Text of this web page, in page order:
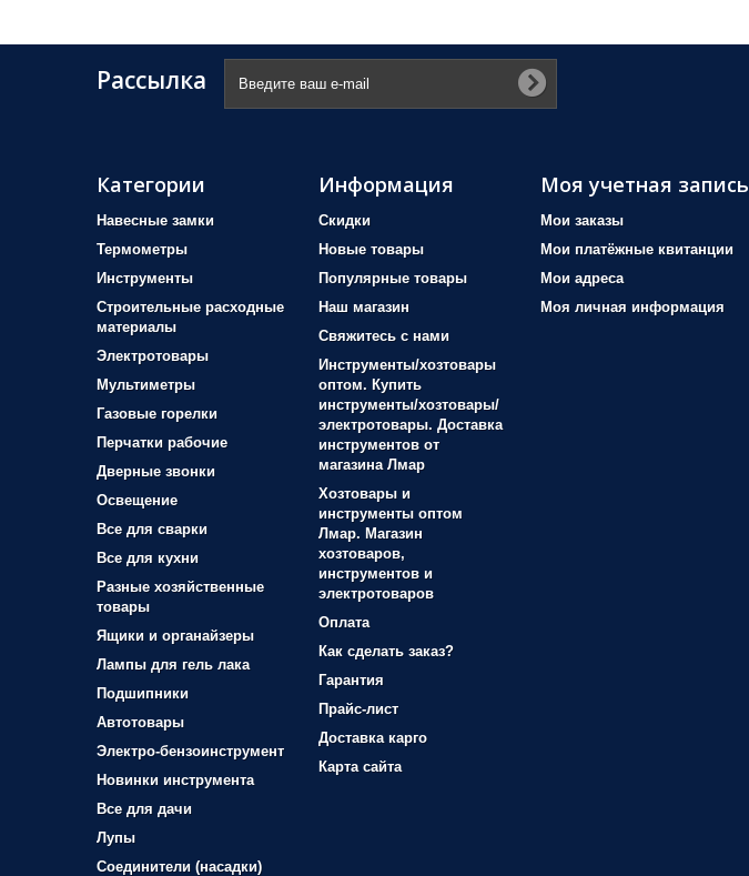
Рассылка
Категории
Навесные замки
Термометры
Инструменты
Строительные расходные
материалы
Электротовары
Мультиметры
Газовые горелки
Перчатки рабочие
Дверные звонки
Освещение
Все для сварки
Все для кухни
Разные хозяйственные
товары
Ящики и органайзеры
Лампы для гель лака
Подшипники
Автотовары
Электро-бензоинструмент
Новинки инструмента
Все для дачи
Лупы
Соединители (насадки)
Информация
Скидки
Новые товары
Популярные товары
Наш магазин
Свяжитесь с нами
Инструменты/хозтовары
оптом. Купить
инструменты/хозтовары/
электротовары. Доставка
инструментов от
магазина Лмар
Хозтовары и
инструменты оптом
Лмар. Магазин
хозтоваров,
инструментов и
электротоваров
Оплата
Как сделать заказ?
Гарантия
Прайс-лист
Доставка карго
Карта сайта
Моя учетная запись
Мои заказы
Мои платёжные квитанции
Мои адреса
Моя личная информация